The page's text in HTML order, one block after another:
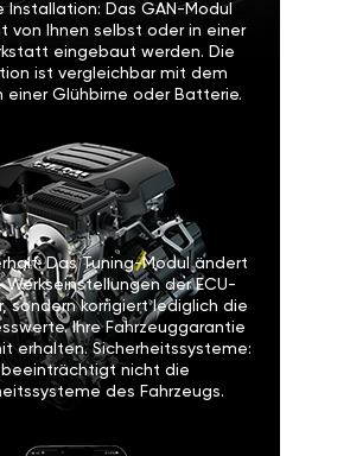
Installation: Das GAN-Modul
von Ihnen selbst oder in einer
eingebaut werden. Die
ist vergleichbar mit dem
einer Glühbirne oder Batterie.
Das Tuning-Modul ändert
der ECU-
sondern korrigiert lediglich die
Ihre Fahrzeuggarantie
erhalten. Sicherheitssysteme:
beeinträchtigt nicht die
des Fahrzeugs.